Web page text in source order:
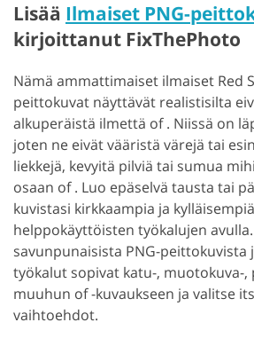
Lisää Ilmaiset PNG-
kirjoittanut FixThePhoto
Nämä ammattimaiset ilmaiset Red
peittokuvat näyttävät realistisilta
alkuperäistä ilmettä of . Niissä on
joten ne eivät vääristä värejä tai
liekkejä, kevyitä pilviä tai sumua
osaan of . Luo epäselvä tausta tai
kuvistasi kirkkaampia ja
helppokäyttöisten työkalujen
savunpunaisista PNG-peittokuvista
työkalut sopivat katu-, muotokuva-,
muuhun of -kuvaukseen ja valitse
vaihtoehdot.